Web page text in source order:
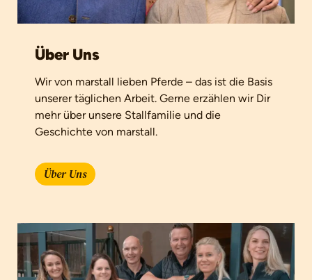
Über Uns
Wir von marstall lieben Pferde – das ist die Basis
unserer täglichen Arbeit. Gerne erzählen wir Dir
mehr über unsere Stallfamilie und die
Geschichte von marstall.
Über Uns